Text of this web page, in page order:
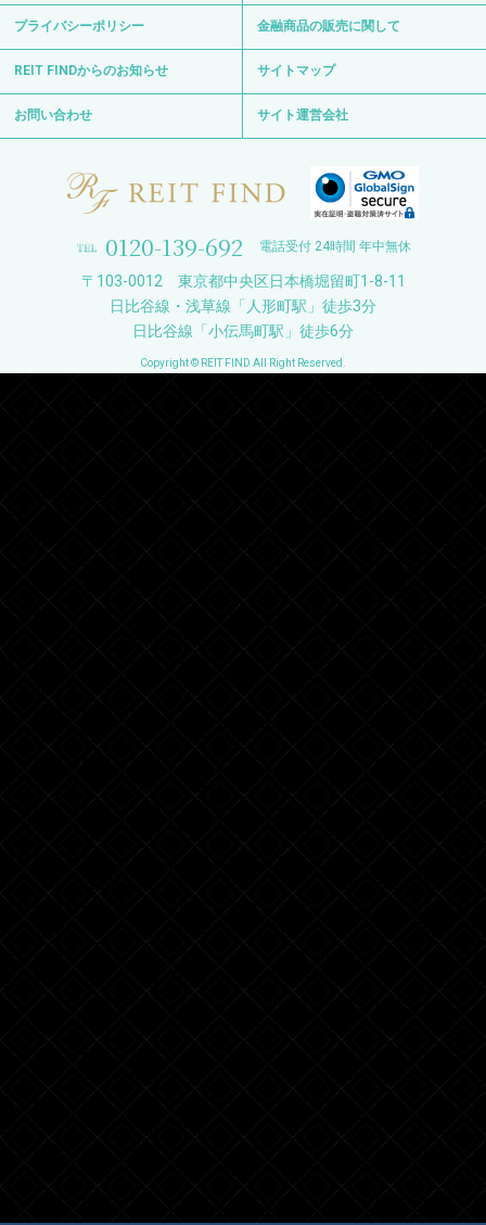
プライバシーポリシー 金融商品の販売に関して
REIT FINDからのお知らせ サイトマップ
お問い合わせ サイト運営会社
0120-139-692 電話受付 24時間 年中無休
〒103-0012 東京都中央区日本橋堀留町1-8-11
日比谷線・浅草線「人形町駅」徒歩3分
日比谷線「小伝馬町駅」徒歩6分
Copyright © REIT FIND All Right Reserved.